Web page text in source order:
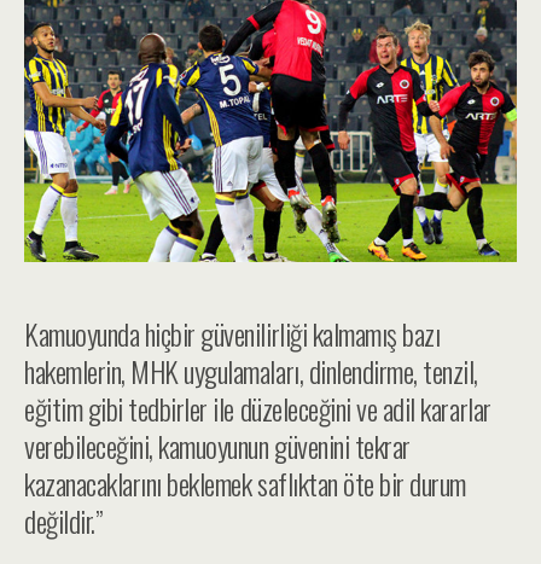
Kamuoyunda hiçbir güvenilirliği kalmamış bazı
hakemlerin, MHK uygulamaları, dinlendirme, tenzil,
eğitim gibi tedbirler ile düzeleceğini ve adil kararlar
verebileceğini, kamuoyunun güvenini tekrar
kazanacaklarını beklemek saflıktan öte bir durum
değildir.”